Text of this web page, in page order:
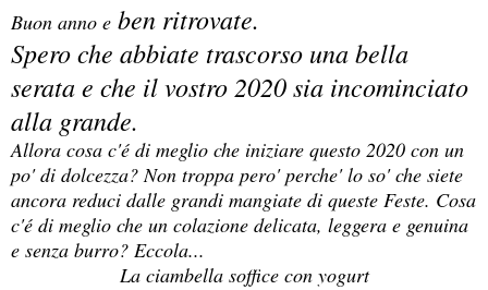
Buon anno e ben ritrovate.
Spero che abbiate trascorso una bella
serata e che il vostro 2020 sia incominciato
alla grande.
Allora cosa c'é di meglio che iniziare questo 2020 con un
po' di dolcezza? Non troppa pero' perche' lo so' che siete
ancora reduci dalle grandi mangiate di queste Feste. Cosa
c'é di meglio che un colazione delicata, leggera e genuina
e senza burro? Eccola...
La ciambella soffice con yogurt